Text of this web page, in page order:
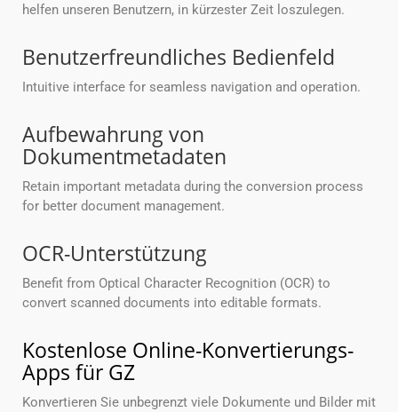
helfen unseren Benutzern, in kürzester Zeit loszulegen.
Benutzerfreundliches Bedienfeld
Intuitive interface for seamless navigation and operation.
Aufbewahrung von
Dokumentmetadaten
Retain important metadata during the conversion process
for better document management.
OCR-Unterstützung
Benefit from Optical Character Recognition (OCR) to
convert scanned documents into editable formats.
Kostenlose Online-Konvertierungs-
Apps für GZ
Konvertieren Sie unbegrenzt viele Dokumente und Bilder mit